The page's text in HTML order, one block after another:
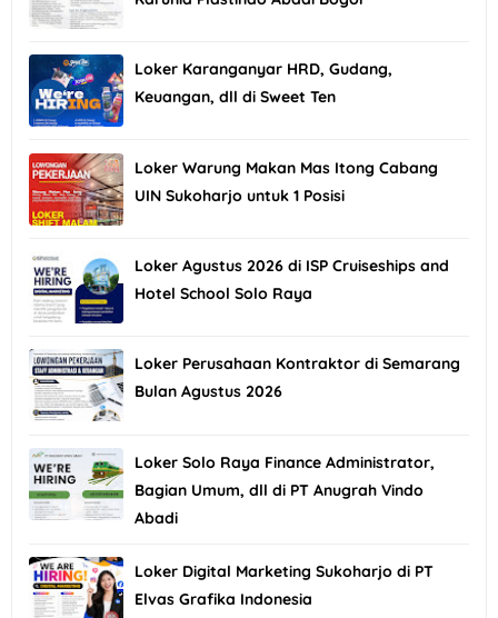
Loker Karanganyar HRD, Gudang,
Keuangan, dll di Sweet Ten
Loker Warung Makan Mas Itong Cabang
UIN Sukoharjo untuk 1 Posisi
Loker Agustus 2026 di ISP Cruiseships and
Hotel School Solo Raya
Loker Perusahaan Kontraktor di Semarang
Bulan Agustus 2026
Loker Solo Raya Finance Administrator,
Bagian Umum, dll di PT Anugrah Vindo
Abadi
Loker Digital Marketing Sukoharjo di PT
Elvas Grafika Indonesia